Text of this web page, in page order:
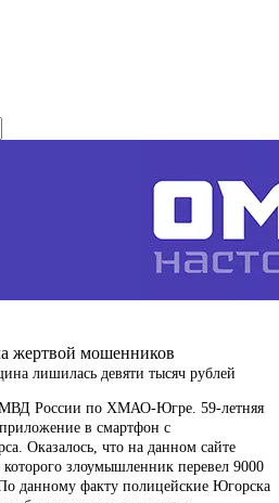
жертвой мошенников
лишилась девяти тысяч рублей
России по ХМАО-Югре. 59-летняя
в смартфон с
Оказалось, что на данном сайте
злоумышленник перевел 9000
данному факту полицейские Югорска